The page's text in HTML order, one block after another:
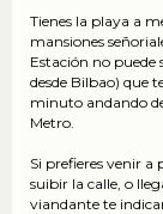
Tienes la playa a
mansiones
Estación no puede
desde Bilbao) que
minuto andando
Metro.
Si prefieres venir
suibir la calle, o
viandante te